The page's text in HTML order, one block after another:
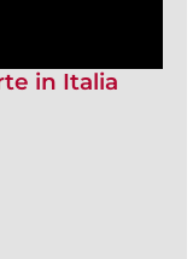
in Italia